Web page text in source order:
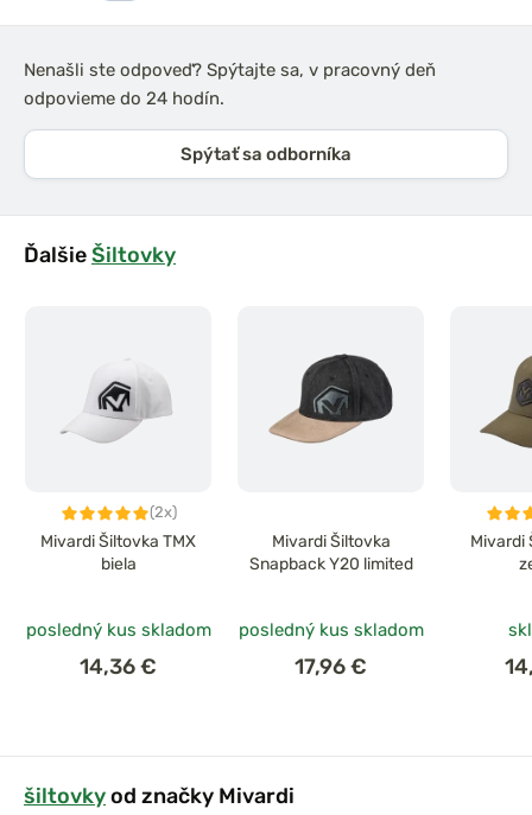
Nenašli ste odpoveď? Spýtajte sa, v pracovný deň
odpovieme do 24 hodín.
Spýtať sa odborníka
ĎalšieŠiltovky
(2x)
Mivardi Šiltovka TMX
biela
posledný kus skladom
14,36 €
Mivardi Šiltovka
Snapback Y20 limited
posledný kus skladom
17,96 €
Mivardi
šiltovkyod značky Mivardi